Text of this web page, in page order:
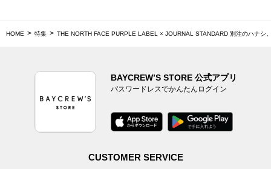
HOME 特集 THE NORTH FACE PURPLE LABEL × JOURNAL STANDARD 別注のハナシ
BAYCREW’S STORE 公式アプリ
パスワードレスでかんたんログイン
CUSTOMER SERVICE